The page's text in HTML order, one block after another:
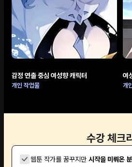
감정 연출 중심 여성향 캐릭터
개인 작업물
여
개
수강 체크
웹툰 작가를 꿈꾸지만 시작을 미뤄온 분